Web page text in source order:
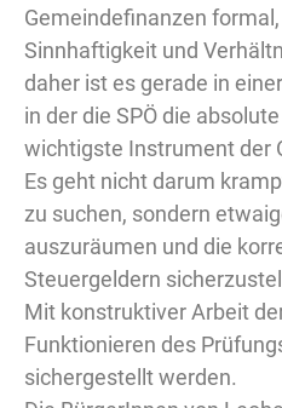
Gemeindefinanzen
Sinnhaftigkeit und
daher ist es gerade in
in der die SPÖ die
wichtigste Instrument der
Es geht nicht darum
zu suchen, sondern
auszuräumen und die
Steuergeldern
Mit konstruktiver Arbeit
Funktionieren des
sichergestellt werden.